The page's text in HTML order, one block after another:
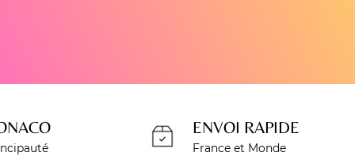
ENVOI RAPIDE
France et Monde